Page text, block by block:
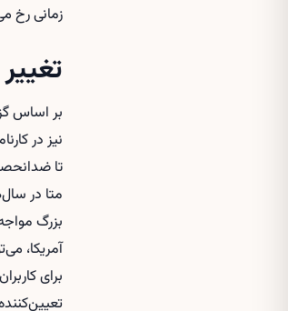
زمانی رخ
نیز در
تا
متا در
بزرگ
آمریکا،
برای